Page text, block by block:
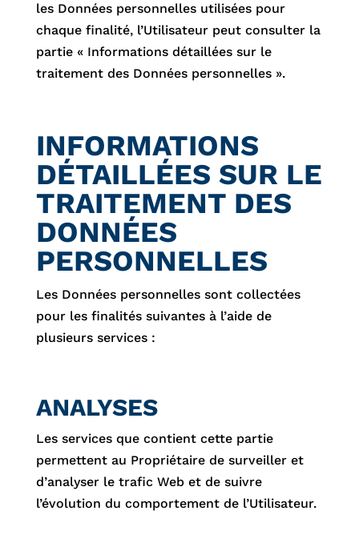
les Données personnelles utilisées pour
chaque finalité, l’Utilisateur peut consulter la
partie « Informations détaillées sur le
traitement des Données personnelles ».
INFORMATIONS
DÉTAILLÉES SUR LE
TRAITEMENT DES
DONNÉES
PERSONNELLES
Les Données personnelles sont collectées
pour les finalités suivantes à l’aide de
plusieurs services :
ANALYSES
Les services que contient cette partie
permettent au Propriétaire de surveiller et
d’analyser le trafic Web et de suivre
l’évolution du comportement de l’Utilisateur.